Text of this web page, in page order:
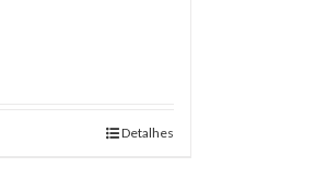
Detalhes